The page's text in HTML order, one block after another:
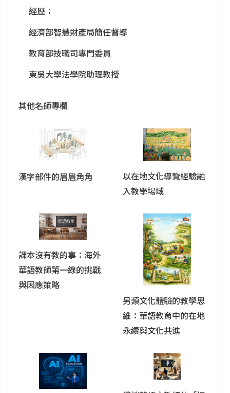
經歷：
經濟部智慧財產局簡任督導
教育部技職司專門委員
東吳大學法學院助理教授
其他名師專欄
漢字部件的眉眉角角
以在地文化導覽經驗融
入教學場域
課本沒有教的事：海外
華語教師第一線的挑戰
與因應策略
另類文化體驗的教學思
維：華語教育中的在地
永續與文化共進